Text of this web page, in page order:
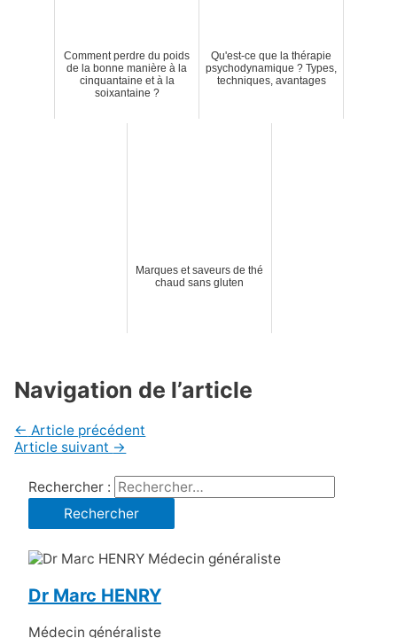
Comment perdre du poids
de la bonne manière à la
cinquantaine et à la
soixantaine ?
Qu'est-ce que la thérapie
psychodynamique ? Types,
techniques, avantages
Marques et saveurs de thé
chaud sans gluten
Navigation de l’article
← Article précédent
Article suivant →
Rechercher :
Dr Marc HENRY
Médecin généraliste